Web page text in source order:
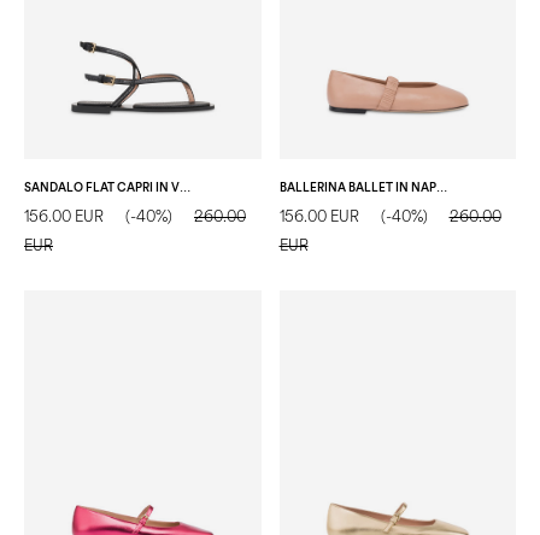
SANDALO FLAT CAPRI IN VITELLO NERO
156.00 EUR (-40%)
260.00
EUR
BALLERINA BALLET IN NAPPA NUDE
156.00 EUR (-40%)
260.00
EUR